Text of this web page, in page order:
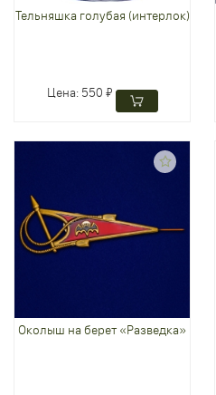
Тельняшка голубая (интерлок)
Цена: 550 ₽
Околыш на берет «Разведка»